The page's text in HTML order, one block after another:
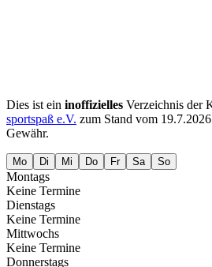
Dies ist ein inoffizielles Verzeichnis der
sportspaß e.V. zum Stand vom 19.7.2026
Gewähr.
Mo Di Mi Do Fr Sa So
Montags
Keine Termine
Dienstags
Keine Termine
Mittwochs
Keine Termine
Donnerstags